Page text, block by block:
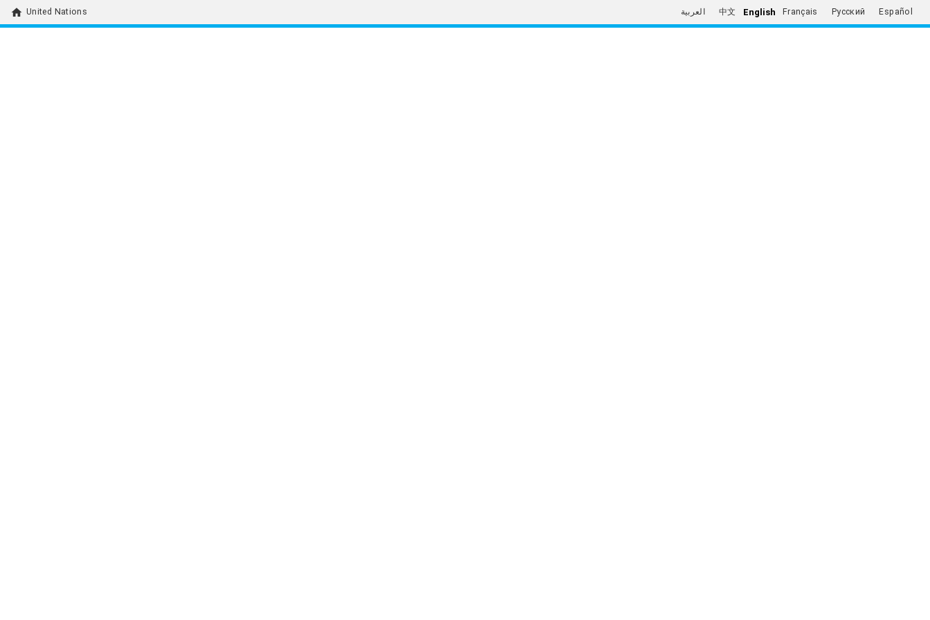
home United Nations العربية 中文 English Français Русский Español